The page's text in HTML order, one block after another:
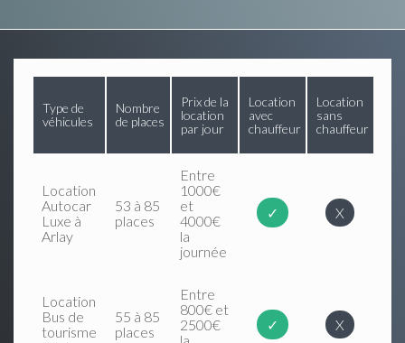
Type de
véhicules
Nombre
de places
Prix de la
location
par jour
Location
avec
chauffeur
Location
sans
chauffeur
Location
Autocar
Luxe à
Arlay
53 à 85
places
Entre
1000€
et
4000€
la
journée
✓ X
Location
Bus de
tourisme
55 à 85
places
Entre
800€ et
2500€
✓ X